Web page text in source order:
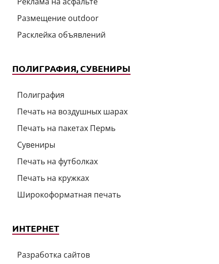
Размещение outdoor
Расклейка объявлений
ПОЛИГРАФИЯ, СУВЕНИРЫ
Полиграфия
Печать на воздушных шарах
Печать на пакетах Пермь
Сувениры
Печать на футболках
Печать на кружках
Широкоформатная печать
ИНТЕРНЕТ
Разработка сайтов